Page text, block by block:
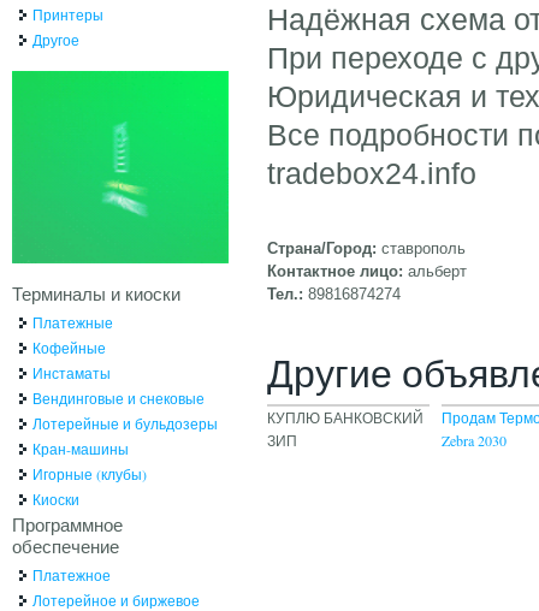
Надёжная схема
При переходе с
Юридическая и
Все подробности
tradebox24.info
Страна/Город: ставрополь
Контактное лицо: альберт
Тел.: 89816874274
Другие
КУПЛЮ БАНКОВСКИЙ
ЗИП
Продам
Zebra 2030
Принтеры
Другое
Терминалы и киоски
Платежные
Кофейные
Инстаматы
Вендинговые и снековые
Лотерейные и бульдозеры
Кран-машины
Игорные (клубы)
Киоски
Программное
обеспечение
Платежное
Лотерейное и биржевое